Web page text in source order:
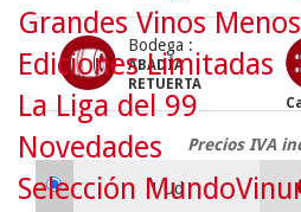
Bodega :
ABADÍA
RETUERTA
Precios IVA
1 Ud
Grandes Vinos
Ediciones Limitadas
La Liga del 99
Novedades
Selección